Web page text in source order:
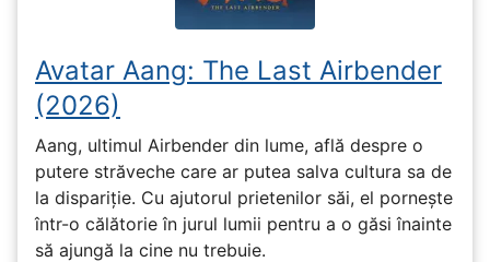
Avatar Aang: The Last Airbender
(2026)
Aang, ultimul Airbender din lume, află despre o
putere străveche care ar putea salva cultura sa de
la dispariție. Cu ajutorul prietenilor săi, el pornește
într-o călătorie în jurul lumii pentru a o găsi înainte
să ajungă la cine nu trebuie.